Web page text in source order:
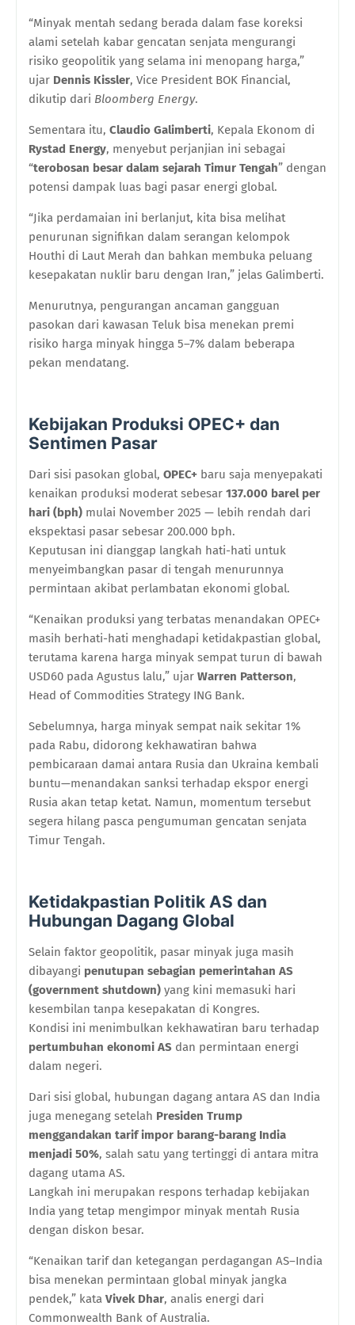
“Minyak mentah sedang berada dalam fase koreksi
alami setelah kabar gencatan senjata mengurangi
risiko geopolitik yang selama ini menopang harga,”
ujar Dennis Kissler, Vice President BOK Financial,
dikutip dari Bloomberg Energy.
Sementara itu, Claudio Galimberti, Kepala Ekonom di
Rystad Energy, menyebut perjanjian ini sebagai
“terobosan besar dalam sejarah Timur Tengah” dengan
potensi dampak luas bagi pasar energi global.
“Jika perdamaian ini berlanjut, kita bisa melihat
penurunan signifikan dalam serangan kelompok
Houthi di Laut Merah dan bahkan membuka peluang
kesepakatan nuklir baru dengan Iran,” jelas Galimberti.
Menurutnya, pengurangan ancaman gangguan
pasokan dari kawasan Teluk bisa menekan premi
risiko harga minyak hingga 5–7% dalam beberapa
pekan mendatang.
Kebijakan Produksi OPEC+ dan
Sentimen Pasar
Dari sisi pasokan global, OPEC+ baru saja menyepakati
kenaikan produksi moderat sebesar 137.000 barel per
hari (bph) mulai November 2025 — lebih rendah dari
ekspektasi pasar sebesar 200.000 bph.
Keputusan ini dianggap langkah hati-hati untuk
menyeimbangkan pasar di tengah menurunnya
permintaan akibat perlambatan ekonomi global.
“Kenaikan produksi yang terbatas menandakan OPEC+
masih berhati-hati menghadapi ketidakpastian global,
terutama karena harga minyak sempat turun di bawah
USD60 pada Agustus lalu,” ujar Warren Patterson,
Head of Commodities Strategy ING Bank.
Sebelumnya, harga minyak sempat naik sekitar 1%
pada Rabu, didorong kekhawatiran bahwa
pembicaraan damai antara Rusia dan Ukraina kembali
buntu—menandakan sanksi terhadap ekspor energi
Rusia akan tetap ketat. Namun, momentum tersebut
segera hilang pasca pengumuman gencatan senjata
Timur Tengah.
Ketidakpastian Politik AS dan
Hubungan Dagang Global
Selain faktor geopolitik, pasar minyak juga masih
dibayangi penutupan sebagian pemerintahan AS
(government shutdown) yang kini memasuki hari
kesembilan tanpa kesepakatan di Kongres.
Kondisi ini menimbulkan kekhawatiran baru terhadap
pertumbuhan ekonomi AS dan permintaan energi
dalam negeri.
Dari sisi global, hubungan dagang antara AS dan India
juga menegang setelah Presiden Trump
menggandakan tarif impor barang-barang India
menjadi 50%, salah satu yang tertinggi di antara mitra
dagang utama AS.
Langkah ini merupakan respons terhadap kebijakan
India yang tetap mengimpor minyak mentah Rusia
dengan diskon besar.
“Kenaikan tarif dan ketegangan perdagangan AS–India
bisa menekan permintaan global minyak jangka
pendek,” kata Vivek Dhar, analis energi dari
Commonwealth Bank of Australia.